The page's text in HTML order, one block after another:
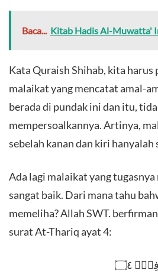
Baca... Kitab Hadis Al-Muwatta'
Kata Quraish Shihab, kita harus
malaikat yang mencatat amal-
berada di pundak ini dan itu,
mempersoalkannya. Artinya,
sebelah kanan dan kiri hanyalah
Ada lagi malaikat yang
sangat baik. Dari mana tahu
memeliha? Allah SWT.
surat At-Thariq ayat 4:
۝٤